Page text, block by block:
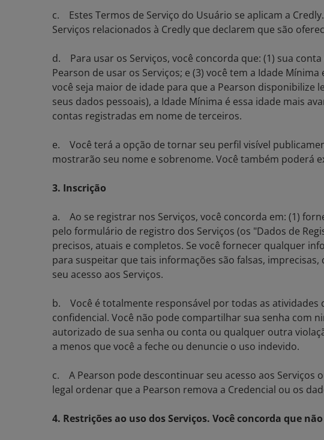
c. Estes Termos de Serviço do Usuário se aplicam a
Serviços relacionados à Credly que declarem que são
d. Para usar os Serviços, você concorda que: (1) sua
Pearson de usar os Serviços; e (3) você tem a Idade
você seja maior de idade para que a Pearson
seus dados pessoais), a Idade Mínima é essa idade mais
contas registradas em nome de terceiros.
e. Você terá a opção de tornar seu perfil visível
mostrarão seu nome e sobrenome. Você também poderá
3. Inscrição
a. Ao se registrar nos Serviços, você concorda em: (1)
pelo formulário de registro dos Serviços (os "Dados de
precisos, atuais e completos. Se você fornecer qualquer
para suspeitar que tais informações são falsas,
seu acesso aos Serviços.
b. Você é totalmente responsável por todas as atividades
confidencial. Você não pode compartilhar sua senha com
autorizado de sua senha ou conta ou qualquer outra
a menos que você a feche ou denuncie o uso indevido.
c. A Pearson pode descontinuar seu acesso aos Serviços
legal ordenar que a Pearson remova a Credencial ou os
4. Restrições ao uso dos Serviços. Você concorda que